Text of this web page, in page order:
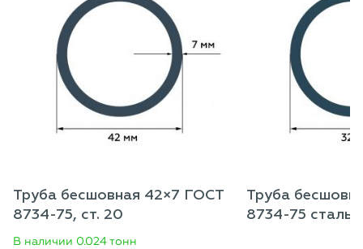
Труба бесшовная 42×7 ГОСТ
8734-75, ст. 20
В наличии 0.024 тонн
Труба
8734-75 сталь